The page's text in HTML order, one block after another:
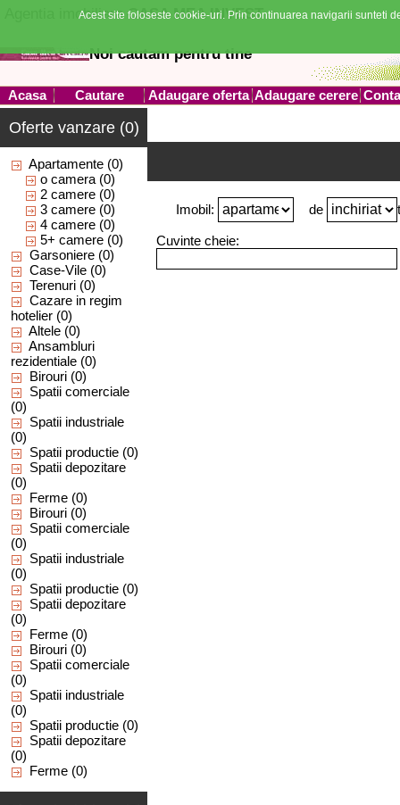
Agentia imobiliara CASA MEA INVEST
Noi cautam pentru tine
Acasa Cautare Adaugare oferta Adaugare cerere
Oferte vanzare (0)
Apartamente (0)
o camera (0)
2 camere (0)
3 camere (0)
4 camere (0)
5+ camere (0)
Garsoniere (0)
Case-Vile (0)
Terenuri (0)
Cazare in regim
hotelier (0)
Altele (0)
Ansambluri
rezidentiale (0)
Birouri (0)
Spatii comerciale
(0)
Spatii industriale
(0)
Spatii productie (0)
Spatii depozitare
(0)
Ferme (0)
Birouri (0)
Spatii comerciale
(0)
Spatii industriale
(0)
Spatii productie (0)
Spatii depozitare
(0)
Ferme (0)
Birouri (0)
Spatii comerciale
(0)
Spatii industriale
(0)
Spatii productie (0)
Spatii depozitare
(0)
Ferme (0)
Imobil: de
Cuvinte cheie:
Acest site foloseste cookie-uri. Prin continuarea navigarii sunteti